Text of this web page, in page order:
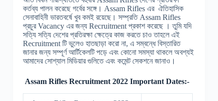
কর্তব্য পালন করেছে গর্বের সঙ্গে। Assam Rifles এর ঐতিহাসিক
সেনাবাহিনী ভারতবর্ষে খুব কমই রয়েছে। সম্প্রতি Assam Rifles
প্রচুর Vacancy এর জন্য Recruitment প্রকাশ করেছে । তুমি যদি
সত্যি সত্যি দেশের প্রতিরক্ষা ক্ষেত্রে কাজ করতে চাও তাহলে এই
Recruitment টি ভুলেও হাতছাড়া করো না, এ সম্বন্ধে বিস্তারিত
জানার জন্য সম্পূর্ণ আর্টিকেলটি পড়ে এবং কোনো সমস্যা থাকলে অবশ্যই
আমাদের সোশ্যাল মিডিয়ার গুলিতে এবং কমেন্ট সেকশনে জানাও।
Assam Rifles Recruitment 2022 Important Dates:-